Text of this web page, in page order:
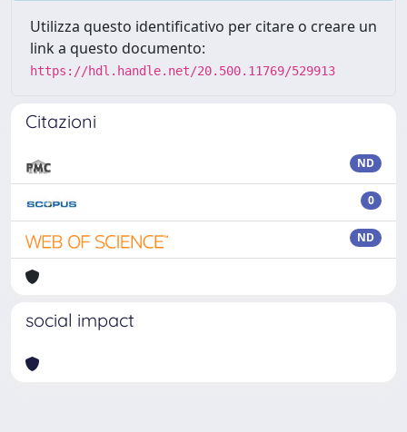
Utilizza questo identificativo per citare o creare un
link a questo documento:
https://hdl.handle.net/20.500.11769/529913
Citazioni
ND
0
ND
social impact